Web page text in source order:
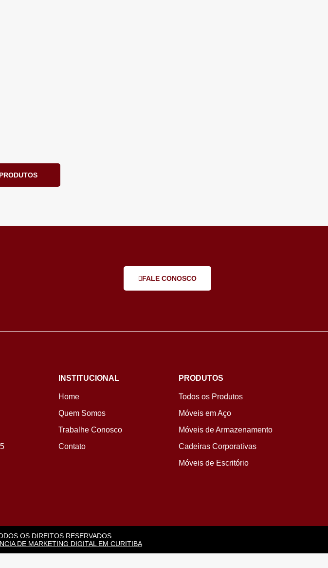
FALE CONOSCO
INSTITUCIONAL
Home
Quem Somos
Trabalhe Conosco
Contato
PRODUTOS
Todos os Produtos
Móveis em Aço
Móveis de Armazenamento
Cadeiras Corporativas
Móveis de Escritório
OS DIREITOS RESERVADOS.
DE MARKETING DIGITAL EM CURITIBA